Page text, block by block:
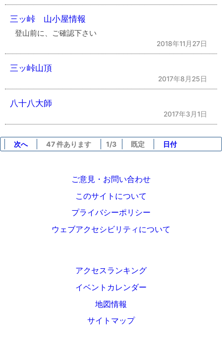
三ッ峠 山小屋情報
登山前に、ご確認下さい
2018年11月27日
三ッ峠山頂
2017年8月25日
八十八大師
2017年3月1日
次へ 47 件あります 1/3 既定 日付
ご意見・お問い合わせ
このサイトについて
プライバシーポリシー
ウェブアクセシビリティについて
アクセスランキング
イベントカレンダー
地図情報
サイトマップ